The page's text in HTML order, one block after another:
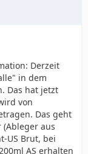
Derzeit
in dem
Das hat jetzt
von
Das geht
aus
US Brut, bei
AS erhalten